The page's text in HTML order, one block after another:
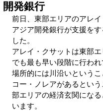
開発銀行
前日、東部エリアのアレ
アジア開発銀行が支援をす
した。
アレイ・クサットは東部
でも最も早い段階に行われ
場所的には川沿いという
コー・ノレアがあるとい
部エリアの経済玄関にな
います。